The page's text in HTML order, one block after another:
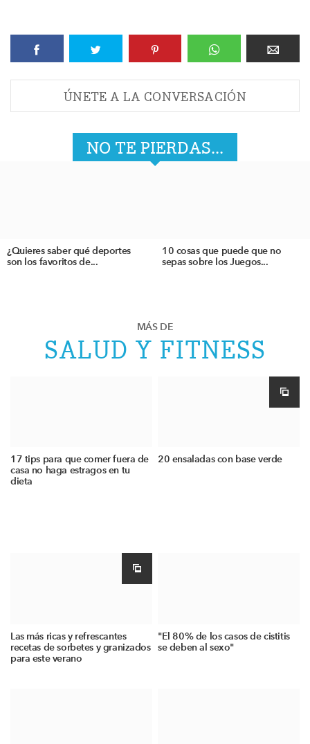
ÚNETE A LA CONVERSACIÓN
NO TE PIERDAS...
¿Quieres saber qué deportes
son los favoritos de...
10 cosas que puede que no
sepas sobre los Juegos...
MÁS DE
SALUD Y FITNESS
17 tips para que comer fuera de
casa no haga estragos en tu
dieta
20 ensaladas con base verde
Las más ricas y refrescantes
recetas de sorbetes y granizados
para este verano
"El 80% de los casos de cistitis
se deben al sexo"